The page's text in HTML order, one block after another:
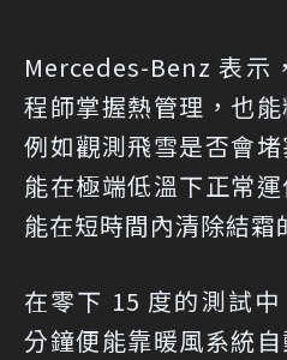
Mercedes-Benz 表示
程師掌握熱管理，也
例如觀測飛雪是否會
能在極端低溫下正常
能在短時間內清除結霜
在零下 15 度的測試
分鐘便能靠暖風系統